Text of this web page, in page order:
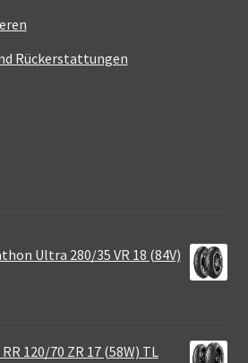
Rückerstattungen
Ultra 280/35 VR 18 (84V)
120/70 ZR 17 (58W) TL